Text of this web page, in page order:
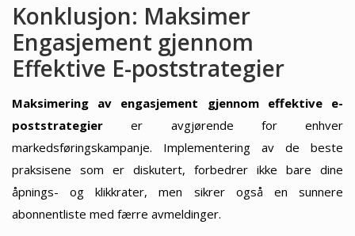
Konklusjon: Maksimer
Engasjement gjennom
Effektive E-poststrategier
Maksimering av engasjement gjennom effektive e-
poststrategier er avgjørende for enhver
markedsføringskampanje. Implementering av de beste
praksisene som er diskutert, forbedrer ikke bare dine
åpnings- og klikkrater, men sikrer også en sunnere
abonnentliste med færre avmeldinger.